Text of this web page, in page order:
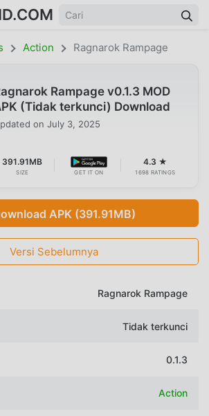
Action Ragnarok Rampage
Rampage v0.1.3 MOD
(Tidak terkunci) Download
on July 3, 2025
391.91MB
SIZE GET IT ON
4.3 ★
1698 RATINGS
APK (391.91MB)
Versi Sebelumnya
Ragnarok Rampage
Tidak terkunci
0.1.3
Action